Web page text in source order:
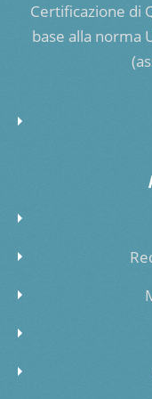
Certificazione di
base alla norma